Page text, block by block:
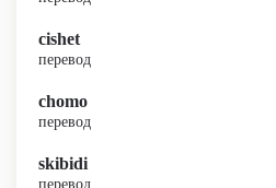
cishet
перевод
chomo
перевод
skibidi
перевод